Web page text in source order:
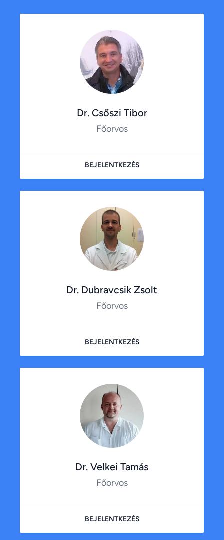
Dr. Csőszi Tibor
Főorvos
BEJELENTKEZÉS
Dr. Dubravcsik Zsolt
Főorvos
BEJELENTKEZÉS
Dr. Velkei Tamás
Főorvos
BEJELENTKEZÉS